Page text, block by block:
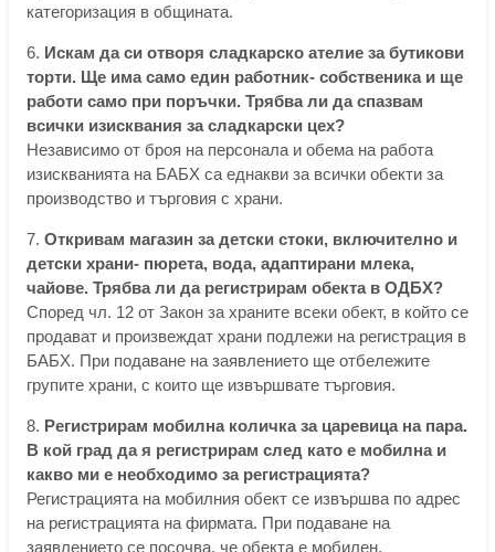
категоризация в общината.
6. Искам да си отворя сладкарско ателие за бутикови
торти. Ще има само един работник- собственика и ще
работи само при поръчки. Трябва ли да спазвам
всички изисквания за сладкарски цех?
Независимо от броя на персонала и обема на работа
изискванията на БАБХ са еднакви за всички обекти за
производство и търговия с храни.
7. Откривам магазин за детски стоки, включително и
детски храни- пюрета, вода, адаптирани млека,
чайове. Трябва ли да регистрирам обекта в ОДБХ?
Според чл. 12 от Закон за храните всеки обект, в който се
продават и произвеждат храни подлежи на регистрация в
БАБХ. При подаване на заявлението ще отбележите
групите храни, с които ще извършвате търговия.
8. Регистрирам мобилна количка за царевица на пара.
В кой град да я регистрирам след като е мобилна и
какво ми е необходимо за регистрацията?
Регистрацията на мобилния обект се извършва по адрес
на регистрацията на фирмата. При подаване на
заявлението се посочва, че обекта е мобилен.